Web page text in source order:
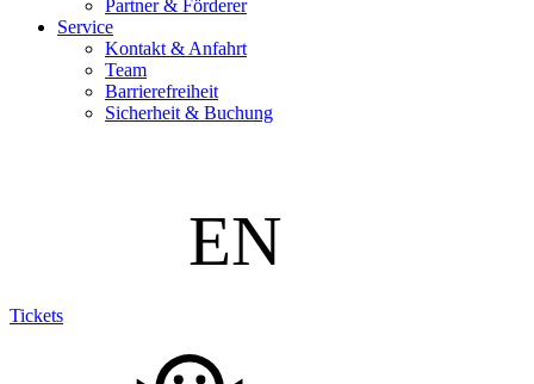
Partner & Förderer
Service
Kontakt & Anfahrt
Team
Barrierefreiheit
Sicherheit & Buchung
Tickets